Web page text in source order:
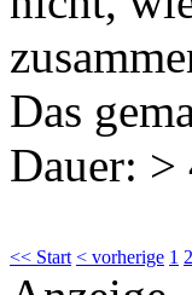
Das
Dauer: >
<< Start < vorherige 1 2